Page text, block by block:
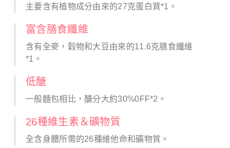
主要含有植物成分由來的27克蛋白質*1。
富含膳食纖維
含有全麥，穀物和大豆由來的11.6克膳食纖維
*1。
低醣
一般麵包相比，醣分大約30%0FF*2。
26種維生素＆礦物質
全含身體所需的26種維他命和礦物質。